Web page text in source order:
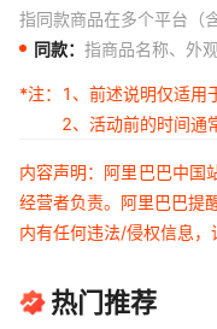
指同款商品在多个平台（
同款： 指商品名称、外
*注：
1、前述说明仅适用
2、活动前的时间通
内容声明：阿里巴巴中国
经营者负责。阿里巴巴提
内有任何违法/侵权信息，
热门推荐